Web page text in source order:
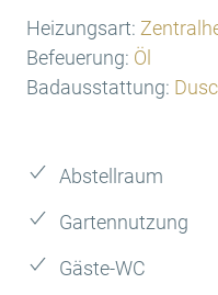
Heizungsart:
Befeuerung: Öl
Badausstattung:
Abstellraum
Gartennutzung
Gäste-WC